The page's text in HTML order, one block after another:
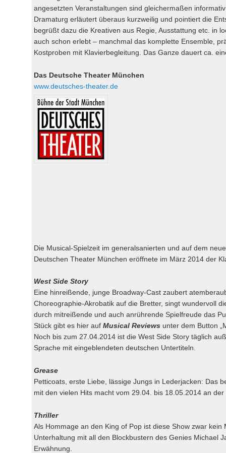
angesetzten Veranstaltungen sind gleichermaßen
Dramaturg erläutert überaus kurzweilig und pointiert die
begrüßt dazu die Kreativen aus Regie, Ausstattung etc. in
auch schon erlebt – manchmal das komplette Ensemble,
Kostproben mit Klavierbegleitung. Das Ganze dauert ca.
Das Deutsche Theater München
www.deutsches-theater.de
Die Musical-Spielzeit im generalsanierten und auf dem
Deutschen Theater München eröffnete im März 2014 der
West Side Story
Eine hinreißende, junge Broadway-Cast zaubert
Choreographie-Akrobatik auf die Bretter, singt wundervoll
durch mitreißende und auch anrührende Spielfreude das
Stück gibt es hier auf Musical Reviewsunter dem Button
Noch bis zum 27.04.2014 ist die West Side Story täglich
Sprache mit eingeblendeten deutschen Untertiteln.
Grease
Petticoats, erste Liebe, lässige Jungs in Lederjacken: Das
mit den vielen Hits macht vom 29.04. bis 18.05.2014 an
Thriller
Als Hommage an den King of Pop ist diese Show zwar
Unterhaltung mit all den Blockbustern des Genies Michael
Erwähnung.